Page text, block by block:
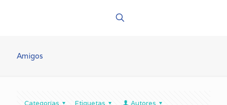
Amigos
Categorías Etiquetas
Autores